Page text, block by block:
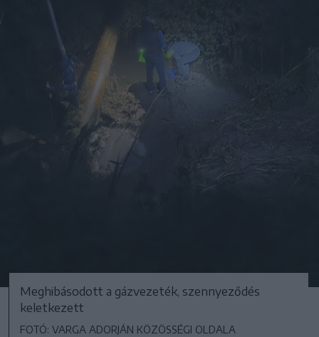
Meghibásodott a gázvezeték, szennyeződés
keletkezett
FOTÓ: VARGA ADORJÁN KÖZÖSSÉGI OLDALA